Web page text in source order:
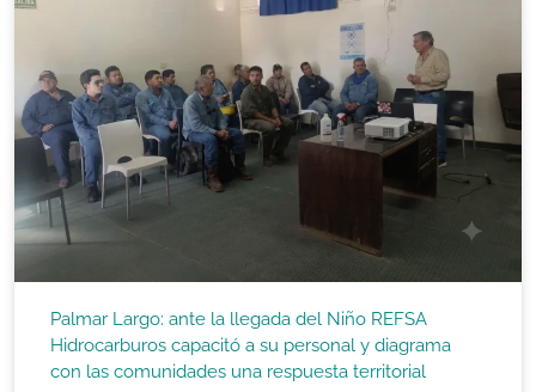
Palmar Largo: ante la llegada del Niño REFSA
Hidrocarburos capacitó a su personal y diagrama
con las comunidades una respuesta territorial